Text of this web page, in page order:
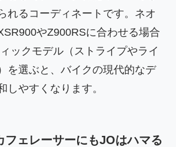
れるコーディネートです。ネオ
やZ900RSに合わせる場合
ックモデル（ストライプやライ
を選ぶと、バイクの現代的なデ
しやすくなります。
フェレーサーにもJOはハマる